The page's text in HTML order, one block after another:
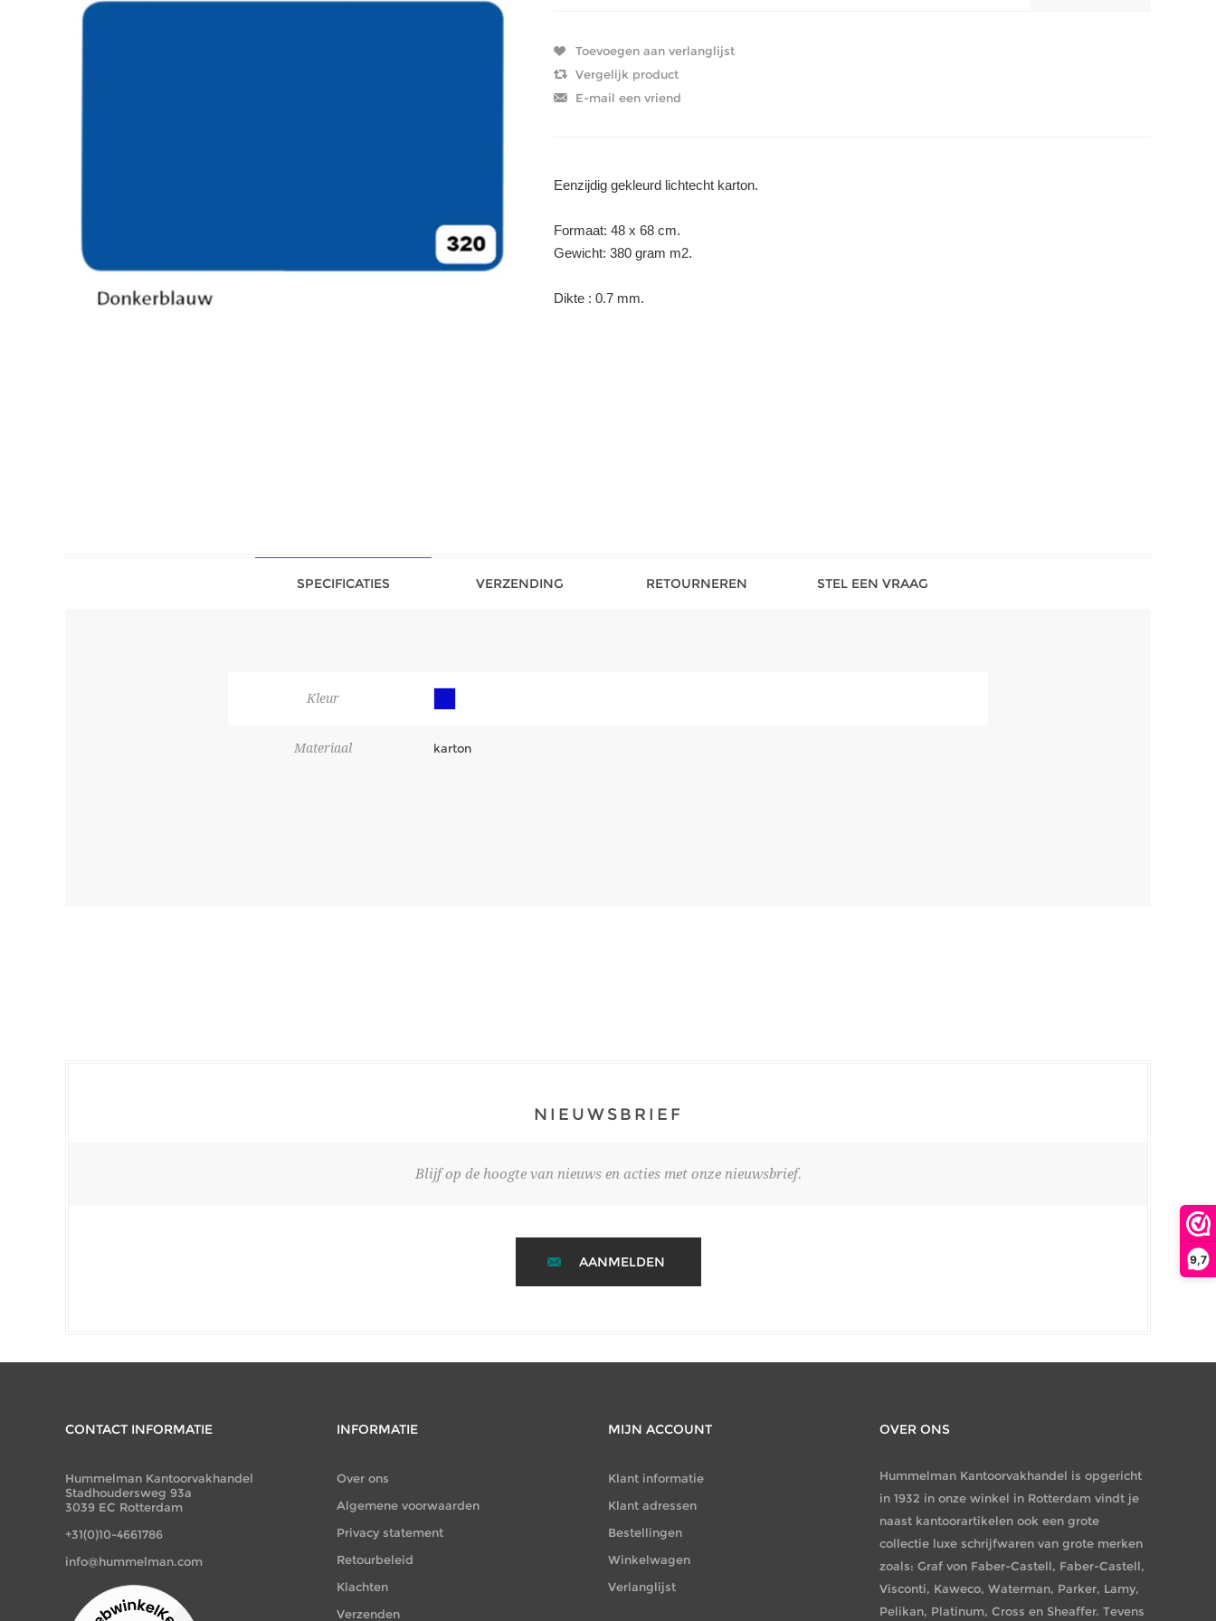
9,7
Eenzijdig gekleurd lichtecht karton.
Formaat: 48 x 68 cm.
Gewicht: 380 gram m2.
Dikte : 0.7 mm.
SPECIFICATIES VERZENDING RETOURNEREN STEL EEN VRAAG
Kleur
Materiaal karton
NIEUWSBRIEF
Blijf op de hoogte van nieuws en acties met onze nieuwsbrief.
AANMELDEN
CONTACT INFORMATIE
Hummelman Kantoorvakhandel
Stadhoudersweg 93a
3039 EC Rotterdam
+31(0)10-4661786
info@hummelman.com
INFORMATIE
Over ons
Algemene voorwaarden
Privacy statement
Retourbeleid
Klachten
Verzenden
MIJN ACCOUNT
Klant informatie
Klant adressen
Bestellingen
Winkelwagen
Verlanglijst
OVER ONS
Hummelman Kantoorvakhandel is opgericht
in 1932 in onze winkel in Rotterdam vindt je
naast kantoorartikelen ook een grote
collectie luxe schrijfwaren van grote merken
zoals: Graf von Faber-Castell, Faber-Castell,
Visconti, Kaweco, Waterman, Parker, Lamy,
Pelikan, Platinum, Cross en Sheaffer. Tevens